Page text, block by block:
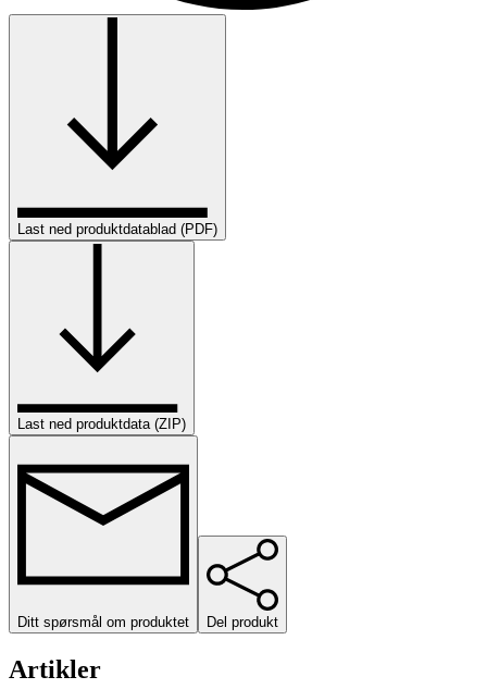
Last ned produktdatablad (PDF)
Last ned produktdata (ZIP)
Ditt spørsmål om produktet Del produkt
Artikler